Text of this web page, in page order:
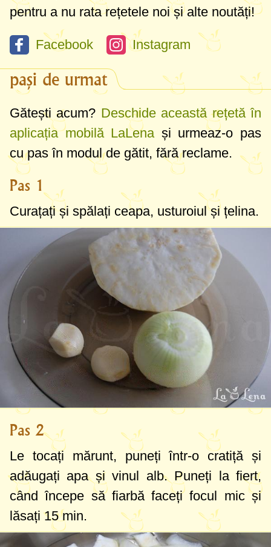
pentru a nu rata rețetele noi și alte noutăți!
Facebook Instagram
pași de urmat
Gătești acum? Deschide această rețetă în
aplicația mobilă LaLena și urmeaz-o pas
cu pas în modul de gătit, fără reclame.
Pas 1
Curațați și spălați ceapa, usturoiul și țelina.
Pas 2
Le tocați mărunt, puneți într-o cratiță și
adăugați apa și vinul alb. Puneți la fiert,
când începe să fiarbă faceți focul mic și
lăsați 15 min.